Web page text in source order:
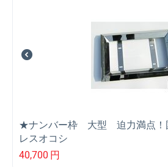
★ナンバー枠 大型 迫力満点！
レスオコシ
40,700 円